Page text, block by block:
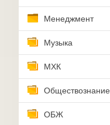
Менеджмент
Музыка
МХК
Обществознание
ОБЖ